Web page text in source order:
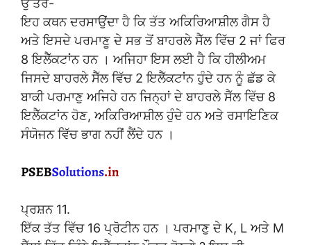
ਇਹ ਕਥਨ ਦਰਸਾਉਂਦਾ ਹੈ ਕਿ ਤੱਤ ਅਕਿਰਿਆਸ਼ੀਲ ਗੈਸ ਹੈ
ਅਤੇ ਇਸਦੇ ਪਰਮਾਣੂ ਦੇ ਸਭ ਤੋਂ ਬਾਹਰਲੇ ਸੈੱਲ ਵਿੱਚ 2 ਜਾਂ ਫਿਰ
8 ਇਲੈੱਕਟਾਂਨ ਹਨ । ਅਜਿਹਾ ਇਸ ਲਈ ਹੈ ਕਿ ਹੀਲੀਅਮ
ਜਿਸਦੇ ਬਾਹਰਲੇ ਸੈੱਲ ਵਿੱਚ 2 ਇਲੈੱਕਟਾਂਨ ਹੁੰਦੇ ਹਨ ਨੂੰ ਛੱਡ ਕੇ
ਬਾਕੀ ਪਰਮਾਣੁ ਅਜਿਹੇ ਹਨ ਜਿਨ੍ਹਾਂ ਦੇ ਬਾਹਰਲੇ ਸੈੱਲ ਵਿੱਚ 8
ਇਲੈੱਕਟਾਂਨ ਹੋਣ, ਅਕਿਰਿਆਸ਼ੀਲ ਹੁੰਦੇ ਹਨ ਅਤੇ ਰਸਾਇਣਿਕ
ਸੰਯੋਜਨ ਵਿੱਚ ਭਾਗ ਨਹੀਂ ਲੈਂਦੇ ਹਨ ।
ਪ੍ਰਸ਼ਨ 11.
ਇੱਕ ਤੱਤ ਵਿੱਚ 16 ਪ੍ਰੋਟੀਨ ਹਨ । ਪਰਮਾਣੁ ਦੇ K, L ਅਤੇ M